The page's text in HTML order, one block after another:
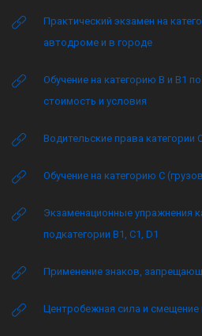
Практический экзамен на
автодроме и в городе
Обучение на категорию B и B1
стоимость и условия
Водительские права категории
Обучение на категорию C
Экзаменационные упражнения
подкатегории B1, C1, D1
Применение знаков,
Центробежная сила и смещение